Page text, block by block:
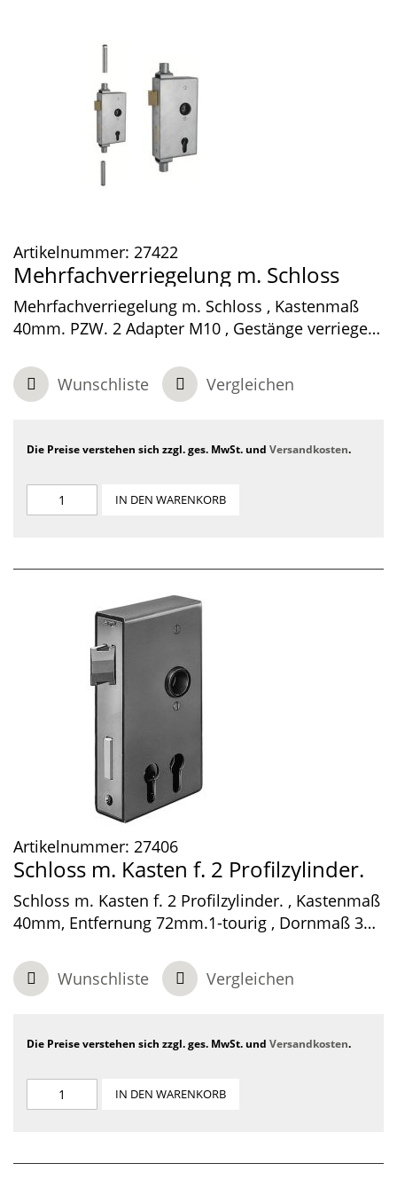
Artikelnummer: 27422
Mehrfachverriegelung m. Schloss
Mehrfachverriegelung m. Schloss , Kastenmaß
40mm. PZW. 2 Adapter M10 , Gestänge verriegeln
Wunschliste
Vergleichen
Die Preise verstehen sich zzgl. ges. MwSt. und Versandkosten.
IN DEN WARENKORB
Artikelnummer: 27406
Schloss m. Kasten f. 2 Profilzylinder.
Schloss m. Kasten f. 2 Profilzylinder. , Kastenmaß
40mm, Entfernung 72mm.1-tourig , Dornmaß 30
Wunschliste
Vergleichen
Die Preise verstehen sich zzgl. ges. MwSt. und Versandkosten.
IN DEN WARENKORB